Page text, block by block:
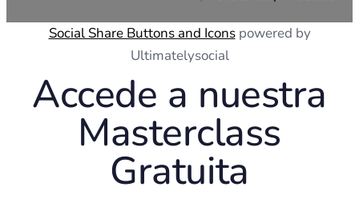
Social Share Buttons and Iconspowered by
Ultimatelysocial
Accede a nuestra
Masterclass
Gratuita